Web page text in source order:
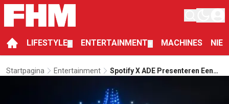
LIFESTYLE ENTERTAINMENT MACHINES
Startpagina Entertainment
Spotify X ADE Presenteren Een
Drones In Amsterdam